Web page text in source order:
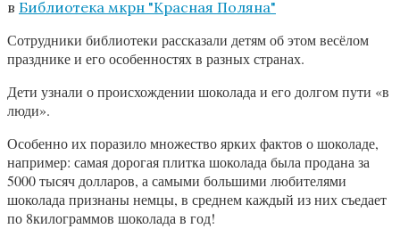
в Библиотека мкрн "Красная Поляна"
Сотрудники библиотеки рассказали детям об этом весёлом
празднике и его особенностях в разных странах.
Дети узнали о происхождении шоколада и его долгом пути «в
люди».
Особенно их поразило множество ярких фактов о шоколаде,
например: самая дорогая плитка шоколада была продана за
5000 тысяч долларов, а самыми большими любителями
шоколада признаны немцы, в среднем каждый из них съедает
по 8килограммов шоколада в год!